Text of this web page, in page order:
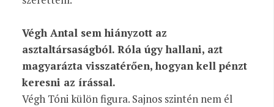
Végh Antal sem hiányzott az
asztaltársaságból. Róla úgy hallani, azt
magyarázta visszatérően, hogyan kell pénzt
keresni az írással.
Végh Tóni külön figura. Sajnos szintén nem él